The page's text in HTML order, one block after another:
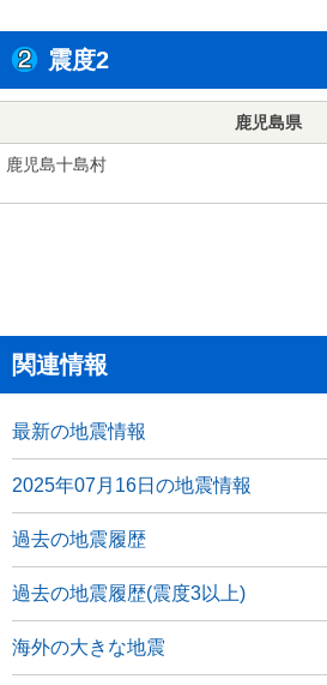
震度2
鹿児島県
鹿児島十島村
関連情報
最新の地震情報
2025年07月16日の地震情報
過去の地震履歴
過去の地震履歴(震度3以上)
海外の大きな地震